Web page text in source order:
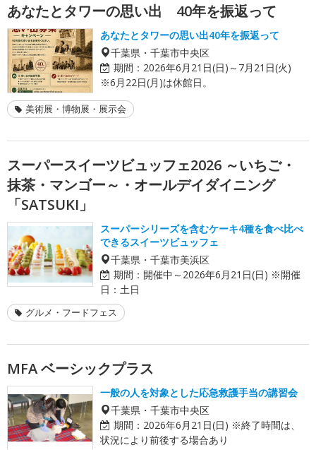
あなたとタワーの思い出 40年を振返って
あなたとタワーの思い出40年を振返って
千葉県・千葉市中央区
期間： 2026年6月21日(日)～7月21日(火)
※6月22日(月)は休館日。
美術展・博物展・展示会
スーパースイーツビュッフェ2026 ～いちご・
抹茶・マンゴー～・オールデイダイニング
「SATSUKI」
スーパーシリーズを含むケーキ4種を食べ比べ
できるスイーツビュッフェ
千葉県・千葉市美浜区
期間： 開催中～2026年6月21日(日) ※開催
日：土日
グルメ・フードフェス
MFA ベーシックプラス
一般の人を対象とした応急救護手当の講習会
千葉県・千葉市中央区
期間： 2026年6月21日(日) ※終了時間は、
状況により前後する場合あり